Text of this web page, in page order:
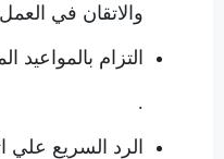
والاتقان في
التزام
.
الرد السريع علي